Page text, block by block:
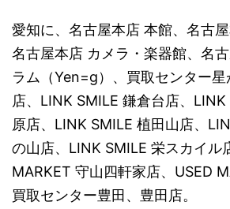
愛知に、名古屋本店 本館、名古屋
名古屋本店 カメラ・楽器館、名
ラム（Yen=g）、買取センター
店、LINK SMILE 鎌倉台店、
原店、LINK SMILE 植田山店、
の山店、LINK SMILE 栄スカイル
MARKET 守山四軒家店、USED
買取センター豊田、豊田店。